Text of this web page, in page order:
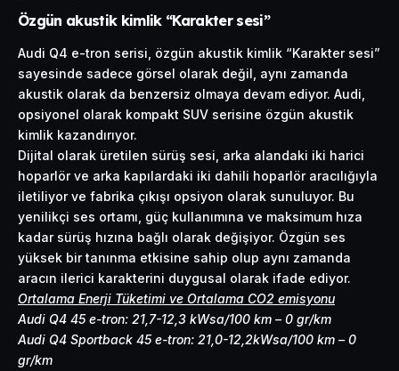
Özgün akustik kimlik “Karakter sesi”
Audi Q4 e-tron serisi, özgün akustik kimlik “Karakter sesi”
sayesinde sadece görsel olarak değil, aynı zamanda
akustik olarak da benzersiz olmaya devam ediyor. Audi,
opsiyonel olarak kompakt SUV serisine özgün akustik
kimlik kazandırıyor.
Dijital olarak üretilen sürüş sesi, arka alandaki iki harici
hoparlör ve arka kapılardaki iki dahili hoparlör aracılığıyla
iletiliyor ve fabrika çıkışı opsiyon olarak sunuluyor. Bu
yenilikçi ses ortamı, güç kullanımına ve maksimum hıza
kadar sürüş hızına bağlı olarak değişiyor. Özgün ses
yüksek bir tanınma etkisine sahip olup aynı zamanda
aracın ilerici karakterini duygusal olarak ifade ediyor.
Ortalama Enerji Tüketimi ve Ortalama CO2 emisyonu
Audi Q4 45 e-tron: 21,7-12,3 kWsa/100 km – 0 gr/km
Audi Q4 Sportback 45 e-tron: 21,0-12,2kWsa/100 km – 0
gr/km